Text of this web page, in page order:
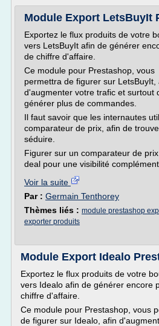
Module Export LetsBuyIt
Exportez le flux produits de votre
vers LetsBuyIt afin de générer
de chiffre d'affaire.
Ce module pour Prestashop, vous
permettra de figurer sur LetsBuyIt,
d'augmenter votre trafic et surtout
générer plus de commandes.
Il faut savoir que les internautes
comparateur de prix, afin de
séduire.
Figurer sur un comparateur de
deal pour une visibilité
Voir la suite
Par : Germain Tenthorey
Thèmes liés : module prestashop
exporter produits
Module Export Idealo
Exportez le flux produits de votre
vers Idealo afin de générer encore
chiffre d'affaire.
Ce module pour Prestashop, vous
de figurer sur Idealo, afin